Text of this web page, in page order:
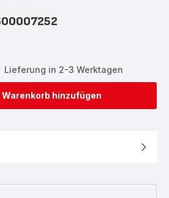
Lieferung in 2-3 Werktagen
Warenkorb hinzufügen